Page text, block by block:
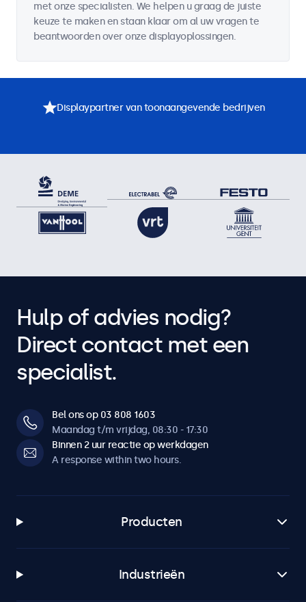
met onze specialisten. We helpen u graag de juiste
keuze te maken en staan klaar om al uw vragen te
beantwoorden over onze displayoplossingen.
Displaypartner van toonaangevende bedrijven
Hulp of advies nodig?
Direct contact met een
specialist.
Bel ons op 03 808 1603
Maandag t/m vrijdag, 08:30 - 17:30
Binnen 2 uur reactie op werkdagen
A response within two hours.
Producten
Industrieën